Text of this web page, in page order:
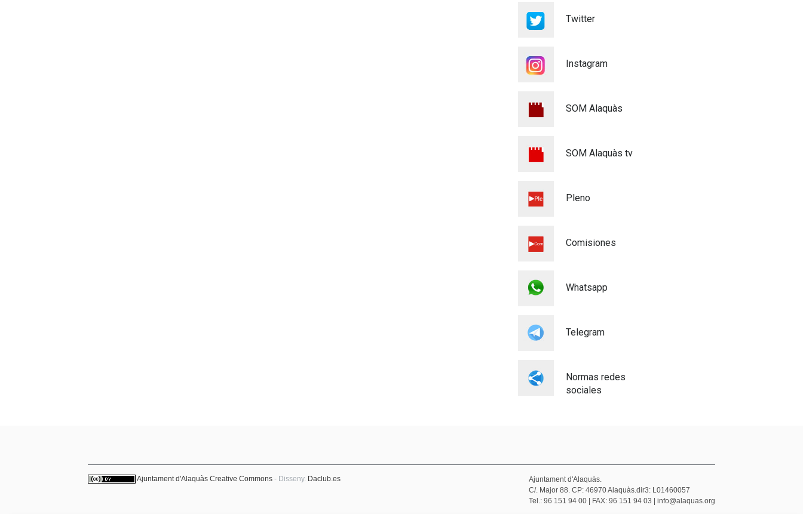
Voluntariado Puntos Violeta
Igualdad
L'OLIVAR - 2026
MATRICULACIÓ CURS
Educación
VEHÍCULOS ELÉCTRICOS Y
SERVICIOS URBANOS
Twitter
Instagram
SOM Alaquàs
SOM Alaquàs tv
Pleno
Comisiones
Whatsapp
Telegram
Normas redes
sociales
Ajuntament d'Alaquàs Creative Commons - Disseny. Daclub.es
Ajuntament d'Alaquàs.
C/. Major 88. CP: 46970 Alaquàs.dir3: L01460057
Tel.: 96 151 94 00 | FAX: 96 151 94 03 | info@alaquas.org